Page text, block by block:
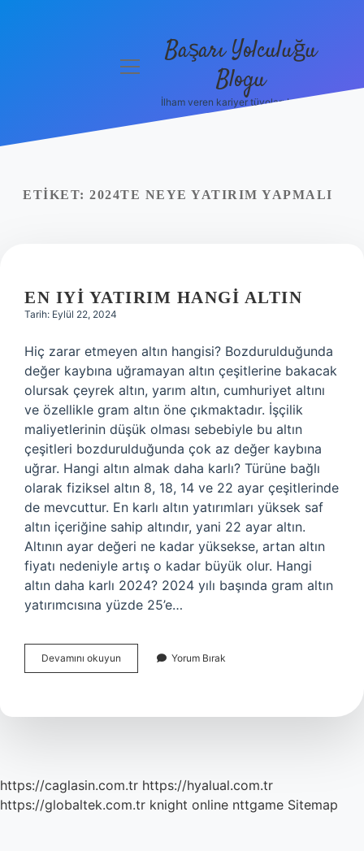
menüyüBaşarı Yolculuğu
Blogu
İlham veren kariyer tüyoları burada!
ETIKET: 2024TE NEYE YATIRIM YAPMALI
EN IYI YATIRIM HANGI ALTIN
Tarih: Eylül 22, 2024
Hiç zarar etmeyen altın hangisi? Bozdurulduğunda
değer kaybına uğramayan altın çeşitlerine bakacak
olursak çeyrek altın, yarım altın, cumhuriyet altını
ve özellikle gram altın öne çıkmaktadır. İşçilik
maliyetlerinin düşük olması sebebiyle bu altın
çeşitleri bozdurulduğunda çok az değer kaybına
uğrar. Hangi altın almak daha karlı? Türüne bağlı
olarak fiziksel altın 8, 18, 14 ve 22 ayar çeşitlerinde
de mevcuttur. En karlı altın yatırımları yüksek saf
altın içeriğine sahip altındır, yani 22 ayar altın.
Altının ayar değeri ne kadar yüksekse, artan altın
fiyatı nedeniyle artış o kadar büyük olur. Hangi
altın daha karlı 2024? 2024 yılı başında gram altın
yatırımcısına yüzde 25’e…
Devamını okuyun
Iyi
Altın
Yorum Bırak
https://caglasin.com.tr https://hyalual.com.tr
https://globaltek.com.tr knight online nttgame Sitemap